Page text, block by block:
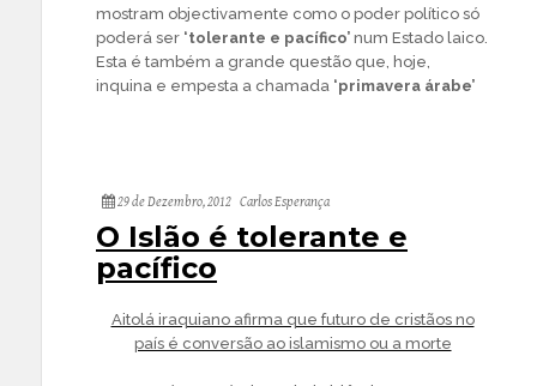
mostram objectivamente como o poder político só
poderá ser ‘tolerante e pacífico’ num Estado laico.
Esta é também a grande questão que, hoje,
inquina e empesta a chamada ‘primavera árabe’
29 de Dezembro, 2012 Carlos Esperança
O Islão é tolerante e
pacífico
Aitolá iraquiano afirma que futuro de cristãos no
país é conversão ao islamismo ou a morte